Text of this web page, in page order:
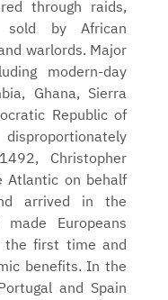
through raids,
by African
warlords. Major
modern-day
Ghana, Sierra
Republic of
Christopher
Atlantic on behalf
arrived in the
made Europeans
the first time and
benefits. In the
and Spain